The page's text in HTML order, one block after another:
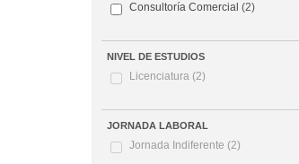
Consultoría Comercial (2)
NIVEL DE ESTUDIOS
Licenciatura (2)
JORNADA LABORAL
Jornada Indiferente (2)